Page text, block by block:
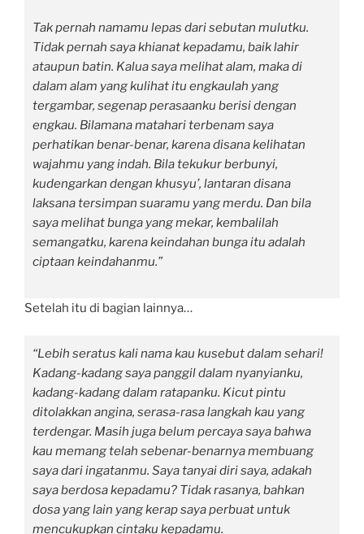
Tak pernah namamu lepas dari sebutan mulutku.
Tidak pernah saya khianat kepadamu, baik lahir
ataupun batin. Kalua saya melihat alam, maka di
dalam alam yang kulihat itu engkaulah yang
tergambar, segenap perasaanku berisi dengan
engkau. Bilamana matahari terbenam saya
perhatikan benar-benar, karena disana kelihatan
wajahmu yang indah. Bila tekukur berbunyi,
kudengarkan dengan khusyu’, lantaran disana
laksana tersimpan suaramu yang merdu. Dan bila
saya melihat bunga yang mekar, kembalilah
semangatku, karena keindahan bunga itu adalah
ciptaan keindahanmu.”
Setelah itu di bagian lainnya…
“Lebih seratus kali nama kau kusebut dalam sehari!
Kadang-kadang saya panggil dalam nyanyianku,
kadang-kadang dalam ratapanku. Kicut pintu
ditolakkan angina, serasa-rasa langkah kau yang
terdengar. Masih juga belum percaya saya bahwa
kau memang telah sebenar-benarnya membuang
saya dari ingatanmu. Saya tanyai diri saya, adakah
saya berdosa kepadamu? Tidak rasanya, bahkan
dosa yang lain yang kerap saya perbuat untuk
mencukupkan cintaku kepadamu.